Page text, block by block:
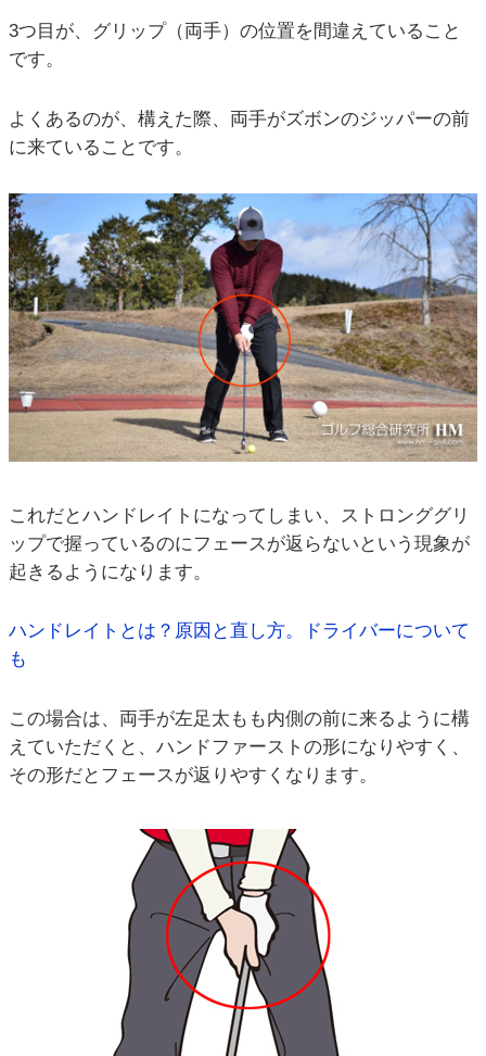
3つ目が、グリップ（両手）の位置を間違えていること
です。
よくあるのが、構えた際、両手がズボンのジッパーの前
に来ていることです。
これだとハンドレイトになってしまい、ストロンググリ
ップで握っているのにフェースが返らないという現象が
起きるようになります。
ハンドレイトとは？原因と直し方。ドライバーについて
も
この場合は、両手が左足太もも内側の前に来るように構
えていただくと、ハンドファーストの形になりやすく、
その形だとフェースが返りやすくなります。